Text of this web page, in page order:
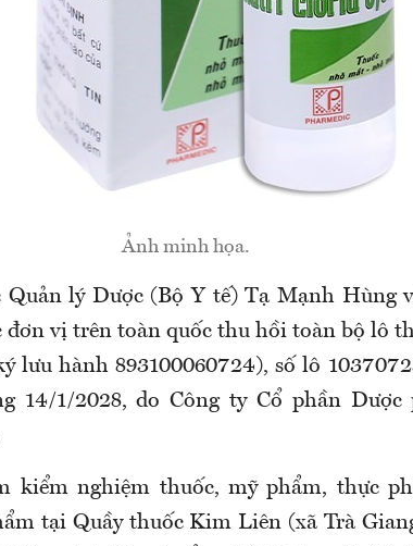
Ảnh minh họa.
Quản lý Dược (Bộ Y tế) Tạ Mạnh Hùng
đơn vị trên toàn quốc thu hồi toàn bộ lô
lưu hành 893100060724), số lô
14/1/2028, do Công ty Cổ phần
kiểm nghiệm thuốc, mỹ phẩm, thực
tại Quầy thuốc Kim Liên (xã Trà